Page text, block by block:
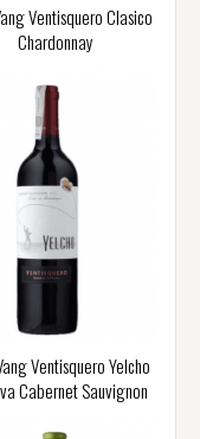
Ventisquero Clasico
Chardonnay
Ventisquero Yelcho
Cabernet Sauvignon